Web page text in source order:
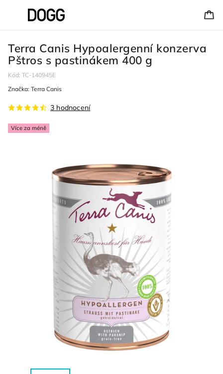
Terra Canis Hypoalergenní konzerva
Pštros s pastinákem 400 g
Kód: TC-140945E
Více za méně
3 hodnocení
Značka: Terra Canis